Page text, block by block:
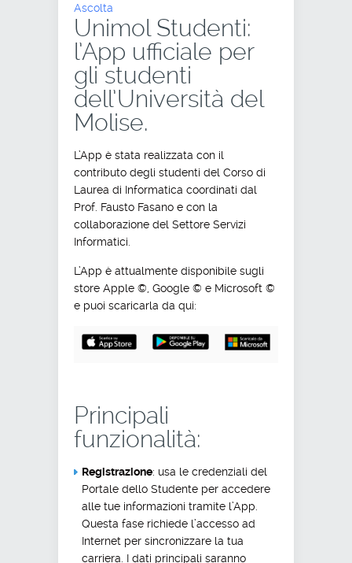
Ascolta
Unimol Studenti:
l’App ufficiale per
gli studenti
dell’Università del
Molise.
L’App è stata realizzata con il
contributo degli studenti del Corso di
Laurea di Informatica coordinati dal
Prof. Fausto Fasano e con la
collaborazione del Settore Servizi
Informatici.
L’App è attualmente disponibile sugli
store Apple ©, Google © e Microsoft ©
e puoi scaricarla da qui:
Principali
funzionalità:
Registrazione: usa le credenziali del
Portale dello Studente per accedere
alle tue informazioni tramite l’App.
Questa fase richiede l’accesso ad
Internet per sincronizzare la tua
carriera. I dati principali saranno